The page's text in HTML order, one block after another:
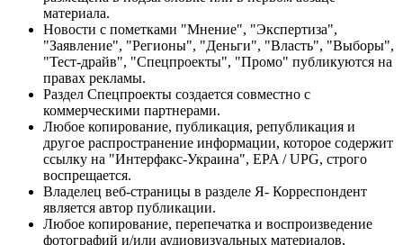
материала.
Новости с пометками "Мнение", "Экспертиза",
"Заявление", "Регионы", "Деньги", "Власть", "Выборы",
"Тест-драйв", "Спецпроекты", "Промо" публикуются на
правах рекламы.
Раздел Спецпроекты создается совместно с
коммерческими партнерами.
Любое копирование, публикация, републикация и
другое распространение информации, которое содержит
ссылку на "Интерфакс-Украина", EPA / UPG, строго
воспрещается.
Владелец веб-страницы в разделе Я- Корреспондент
является автор публикации.
Любое копирование, перепечатка и воспроизведение
фотографий и/или аудиовизуальных материалов,